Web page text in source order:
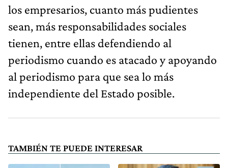
los empresarios, cuanto más pudientes
sean, más responsabilidades sociales
tienen, entre ellas defendiendo al
periodismo cuando es atacado y apoyando
al periodismo para que sea lo más
independiente del Estado posible.
TAMBIÉN TE PUEDE INTERESAR